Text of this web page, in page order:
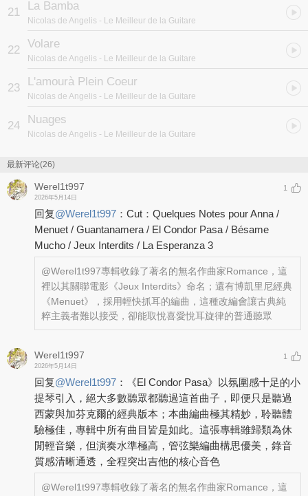
21 La Bamba
Nicolas de Angelis - Le Meilleur de la Guitare
22 Volare
Nicolas de Angelis - Le Meilleur de la Guitare
23 L'amourà Plein Coeur
Nicolas de Angelis - Le Meilleur de la Guitare
24 Nuages
Nicolas de Angelis - Le Meilleur de la Guitare
最新评论(26)
Werel1t997
2026年5月14日
1
回复@Werel1t997 ： Cut：Quelques Notes pour Anna /
Menuet / Guantanamera / El Condor Pasa / Bésame
Mucho / Jeux Interdits / La Esperanza 3
@Werel1t997專輯收錄了著名的無名作曲家Romance，這
裡以其關聯電影《Jeux Interdits》命名；還有博凱里尼經典
《Menuet》，採用輕快抓耳的編曲，這種改編會讓古典純
粹主義者難以接受，卻能取悅喜愛悅耳旋律的普通聽眾
Werel1t997
2026年5月14日
1
回复@Werel1t997 ：
《El Condor Pasa》以氛圍感十足的小
提琴引入，絕大多數聽眾都聽過這首曲子，即便只是聽過
西蒙與加芬克爾的經典版本；本曲編曲極其精妙，聆聽體
驗極佳，專輯中所有曲目皆是如此。這張專輯雖歸類為休
閒輕音樂，但演奏水準極高，管弦樂編曲構思優美，錄音
質感清晰通透，全程突出吉他的核心音色
@Werel1t997專輯收錄了著名的無名作曲家Romance，這